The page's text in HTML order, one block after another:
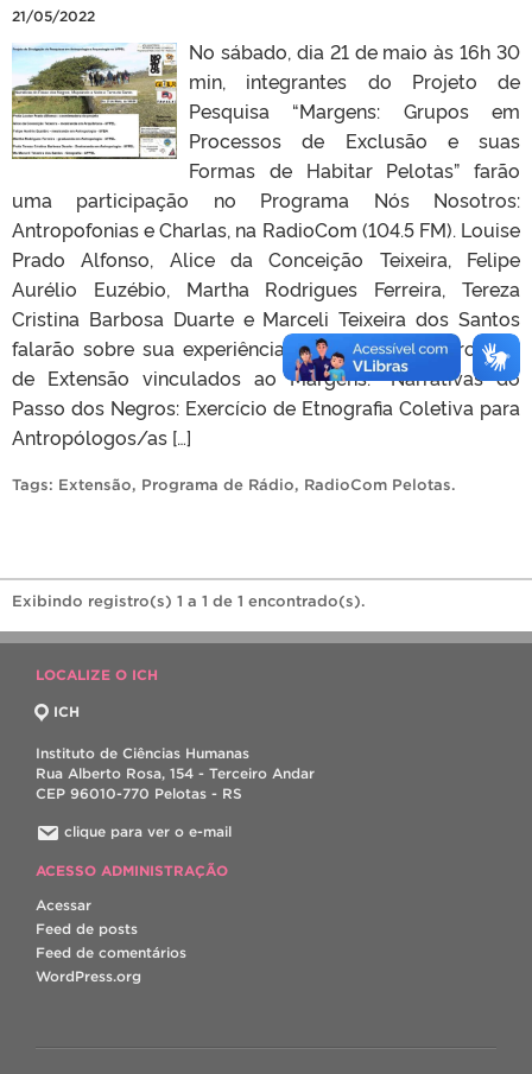
21/05/2022
No sábado, dia 21 de maio às 16h 30
min, integrantes do Projeto de
Pesquisa “Margens: Grupos em
Processos de Exclusão e suas
Formas de Habitar Pelotas” farão
uma participação no Programa Nós Nosotros:
Antropofonias e Charlas, na RadioCom (104.5 FM). Louise
Prado Alfonso, Alice da Conceição Teixeira, Felipe
Aurélio Euzébio, Martha Rodrigues Ferreira, Tereza
Cristina Barbosa Duarte e Marceli Teixeira dos Santos
falarão sobre sua experiências e atuação nos Projetos
de Extensão vinculados ao Margens: “Narrativas do
Passo dos Negros: Exercício de Etnografia Coletiva para
Antropólogos/as […]
Tags: Extensão, Programa de Rádio, RadioCom Pelotas.
Exibindo registro(s) 1 a 1 de 1 encontrado(s).
LOCALIZE O ICH
ICH
Instituto de Ciências Humanas
Rua Alberto Rosa, 154 - Terceiro Andar
CEP 96010-770 Pelotas - RS
clique para ver o e-mail
ACESSO ADMINISTRAÇÃO
Acessar
Feed de posts
Feed de comentários
WordPress.org